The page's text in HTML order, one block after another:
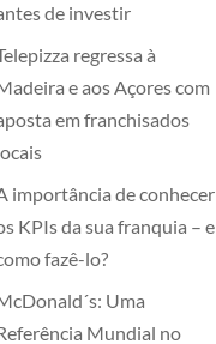
de investir
regressa à
e aos Açores com
em franchisados
importância de conhecer
KPIs da sua franquia – e
fazê-lo?
Uma
Mundial no